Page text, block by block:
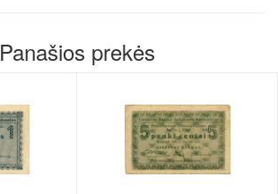
Panašios prekės